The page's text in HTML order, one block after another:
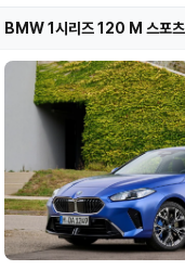
BMW 1시리즈 120 M 스포츠